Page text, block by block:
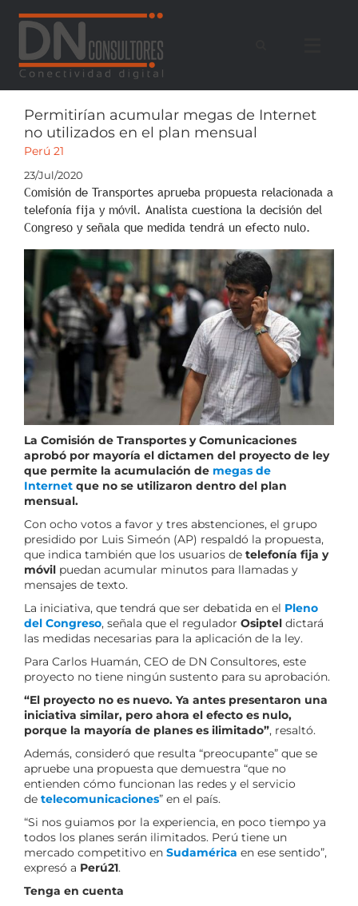
contenido
Permitirían acumular megas de Internet
no utilizados en el plan mensual
Perú 21
23/Jul/2020
Comisión de Transportes aprueba propuesta relacionada a
telefonía fija y móvil. Analista cuestiona la decisión del
Congreso y señala que medida tendrá un efecto nulo.
La Comisión de Transportes y Comunicaciones
aprobó por mayoría el dictamen del proyecto de ley
que permite la acumulación de megas de
Internet que no se utilizaron dentro del plan
mensual.
Con ocho votos a favor y tres abstenciones, el grupo
presidido por Luis Simeón (AP) respaldó la propuesta,
que indica también que los usuarios de telefonía fija y
móvil puedan acumular minutos para llamadas y
mensajes de texto.
La iniciativa, que tendrá que ser debatida en el Pleno
del Congreso, señala que el regulador Osiptel dictará
las medidas necesarias para la aplicación de la ley.
Para Carlos Huamán, CEO de DN Consultores, este
proyecto no tiene ningún sustento para su aprobación.
“El proyecto no es nuevo. Ya antes presentaron una
iniciativa similar, pero ahora el efecto es nulo,
porque la mayoría de planes es ilimitado”, resaltó.
Además, consideró que resulta “preocupante” que se
apruebe una propuesta que demuestra “que no
entienden cómo funcionan las redes y el servicio
de telecomunicaciones” en el país.
“Si nos guiamos por la experiencia, en poco tiempo ya
todos los planes serán ilimitados. Perú tiene un
mercado competitivo en Sudamérica en ese sentido”,
expresó a Perú21.
Tenga en cuenta